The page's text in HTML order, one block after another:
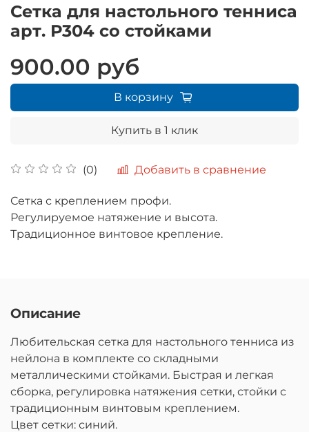
Сетка для настольного тенниса
арт. Р304 со стойками
(0) Добавить в сравнение
900.00 руб
В корзину
Купить в 1 клик
Сетка с креплением профи.
Регулируемое натяжение и высота.
Традиционное винтовое крепление.
Описание
Любительская сетка для настольного тенниса из
нейлона в комплекте со складными
металлическими стойками. Быстрая и легкая
сборка, регулировка натяжения сетки, стойки с
традиционным винтовым креплением.
Цвет сетки: синий.